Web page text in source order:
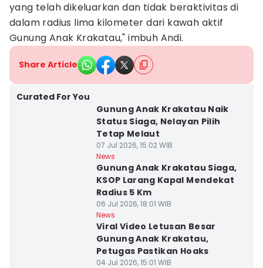
yang telah dikeluarkan dan tidak beraktivitas di
dalam radius lima kilometer dari kawah aktif
Gunung Anak Krakatau," imbuh Andi.
Share Article
Curated For You
Gunung Anak Krakatau Naik
Status Siaga, Nelayan Pilih
Tetap Melaut
07 Jul 2026, 15:02 WIB
News
Gunung Anak Krakatau Siaga,
KSOP Larang Kapal Mendekat
Radius 5 Km
06 Jul 2026, 18:01 WIB
News
Viral Video Letusan Besar
Gunung Anak Krakatau,
Petugas Pastikan Hoaks
04 Jul 2026, 15:01 WIB